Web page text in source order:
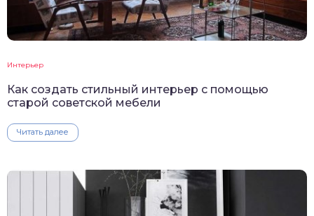
Интерьер
Как создать стильный интерьер с помощью
старой советской мебели
Читать далее